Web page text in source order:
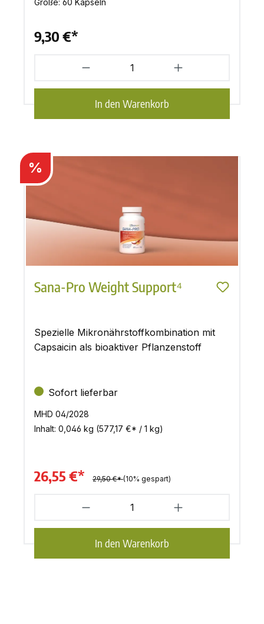
Größe: 60 Kapseln
9,30 €*
In den Warenkorb
Rabatt
%
Sana-Pro Weight Support⁴
Spezielle Mikronährstoffkombination mit
Capsaicin als bioaktiver Pflanzenstoff
Sofort lieferbar
MHD 04/2028
Inhalt: 0,046 kg (577,17 €* / 1 kg)
26,55 €* 29,50 €*(10% gespart)
In den Warenkorb